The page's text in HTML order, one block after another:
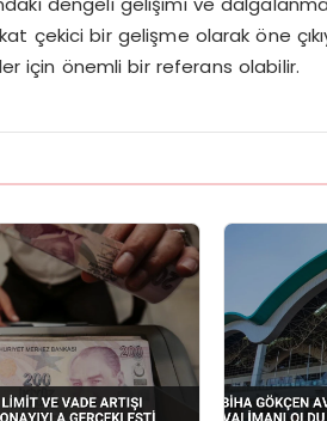
çekici bir gelişme olarak öne
için önemli bir referans olabilir.